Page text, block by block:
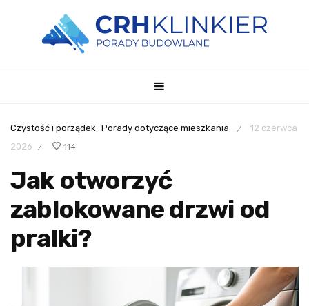
Czystość i porządek Porady dotyczące mieszkania /
12 czerwca
2026
/ 114
Jak otworzyć
zablokowane drzwi od
pralki?